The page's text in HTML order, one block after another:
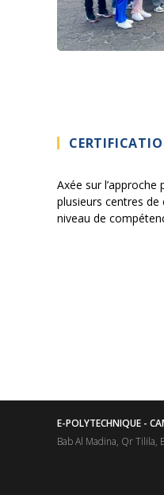
Axée sur l’approche
plusieurs centres de
niveau de
E-POLYTECHNIQUE -
Bab Al Madina, Qr Tilila,